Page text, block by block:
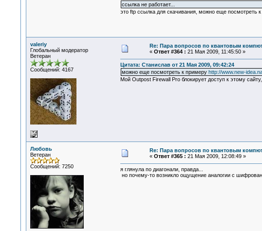
ссылка не работает...
это ftp ссылка для скачивания, можно еще посмотреть
valeriy
Глобальный модератор
Ветеран
Сообщений: 4167
Re: Пара вопросов по квантовым
« Ответ #364 : 21 Мая 2009, 11:45:50 »
Цитата: Станислав от 21 Мая 2009, 09:42:24
можно еще посмотреть к примеру http://www.new-
Мой Outpost Firewall Pro блокирует доступ к этому
Любовь
Ветеран
Сообщений: 7250
Re: Пара вопросов по квантовым
« Ответ #365 : 21 Мая 2009, 12:08:49 »
я глянула по диагонали, правда...
но почему-то возникло ощущение аналогии с